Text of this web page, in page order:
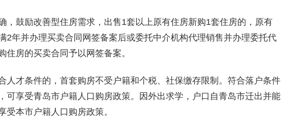
，鼓励改善型住房需求，出售1套以上原有住房新购1套住房的，原有
2年并办理买卖合同网签备案后或委托中介机构代理销售并办理委托代
房的买卖合同予以网签备案。
人才条件的，首套购房不受户籍和个税、社保缴存限制。符合落户条件
可享受青岛市户籍人口购房政策。因外出求学，户口自青岛市迁出并能
受本市户籍人口购房政策。